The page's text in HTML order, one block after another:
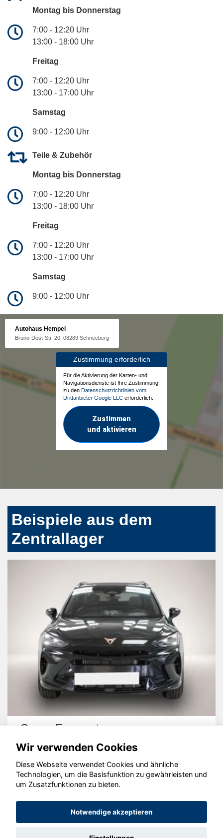
Montag bis Donnerstag
7:00 - 12:20 Uhr
13:00 - 18:00 Uhr
Freitag
7:00 - 12:20 Uhr
13:00 - 17:00 Uhr
Samstag
9:00 - 12:00 Uhr
Teile & Zubehör
Montag bis Donnerstag
7:00 - 12:20 Uhr
13:00 - 18:00 Uhr
Freitag
7:00 - 12:20 Uhr
13:00 - 17:00 Uhr
Samstag
9:00 - 12:00 Uhr
Autohaus Hempel
Bruno-Dost-Str. 20, 08289 Schneeberg
Zustimmung erforderlich
Für die Aktivierung der Karten- und
Navigationsdienste ist Ihre Zustimmung
zu den Datenschutzrichtlinien vom
Drittanbieter Google LLC erforderlich.
Zustimmen
und aktivieren
Beispiele aus dem
Zentrallager
Cupra Formentor
© konjunkturmotor.de GmbH 2020 - 2026
Wir verwenden Cookies
Diese Webseite verwendet Cookies und ähnliche
Technologien, um die Basisfunktion zu gewährleisten und
um Zusatzfunktionen zu bieten.
Notwendige akzeptieren